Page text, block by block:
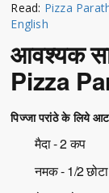
Read: Pizza
English
आवश्यक
Pizza
पिज्जा परांठे के लिये
मैदा - 2 कप
नमक - 1/2